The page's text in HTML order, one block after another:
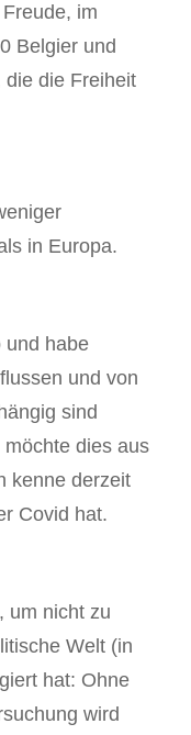
im
Belgier und
die die Freiheit
in Europa.
und habe
und von
sind
dies aus
kenne derzeit
Covid hat.
um nicht zu
Welt (in
hat: Ohne
wird